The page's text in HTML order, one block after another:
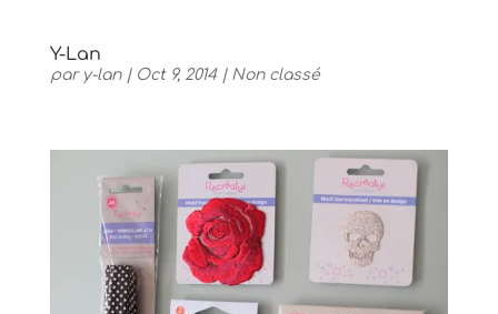
Y-Lan
par y-lan| Oct 9, 2014| Non classé